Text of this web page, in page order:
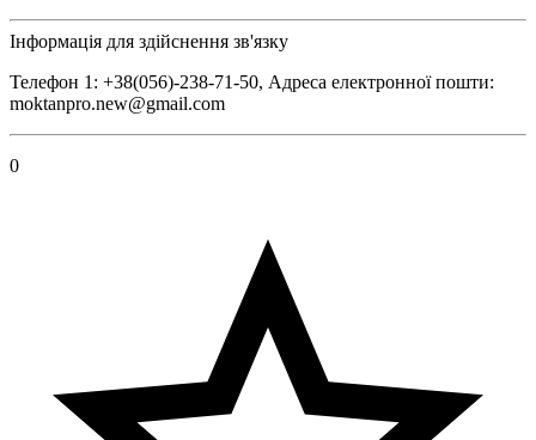
Інформація для здійснення зв'язку
Телефон 1: +38(056)-238-71-50, Адреса електронної пошти:
moktanpro.new@gmail.com
0